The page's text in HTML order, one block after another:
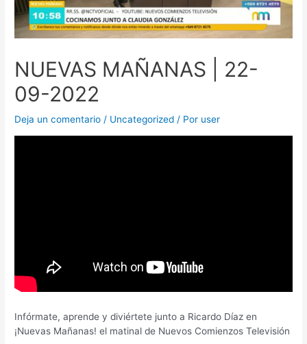
NUEVAS MAÑANAS | 22-
09-2022
Deja un comentario / Uncategorized / Por user
Infórmate, aprende y diviértete junto a Ricardo Díaz en
¡Nuevas Mañanas! el matinal de Nuevos Comienzos Televisión